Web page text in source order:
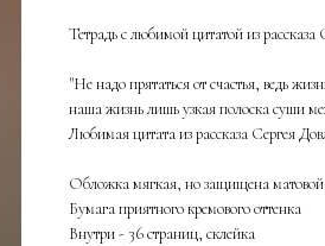
Тетрадь с любимой цитатой из
"Не надо прятаться от счастья, ведь
наша жизнь лишь узкая полоска суши
Любимая цитата из рассказа Сергея
Обложка мягкая, но защищена
Бумага приятного кремового оттенка
Внутри - 36 страниц, склейка